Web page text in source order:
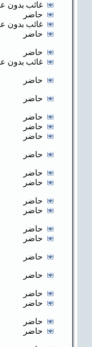
غائب بدون
حاضر
غائب بدون
حاضر
حاضر
غائب بدون
حاضر
حاضر
حاضر
حاضر
حاضر
حاضر
حاضر
حاضر
حاضر
حاضر
حاضر
حاضر
حاضر
حاضر
حاضر
حاضر
حاضر
حاضر